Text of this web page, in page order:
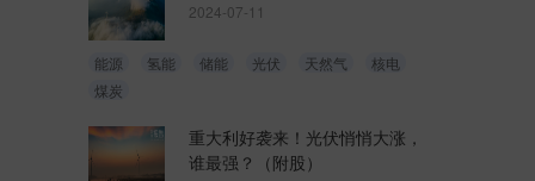
2024-07-11
能源 氢能 储能 光伏 天然气
核电
煤炭
重大利好袭来！光伏悄悄大涨，
谁最强？（附股）